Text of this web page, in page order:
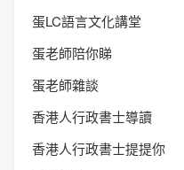
蛋LC語言文化講堂
蛋老師陪你睇
蛋老師雜談
香港人行政書士導讀
香港人行政書士提提你